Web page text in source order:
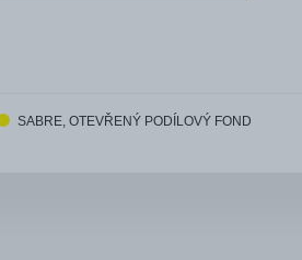
SABRE, OTEVŘENÝ PODÍLOVÝ FOND